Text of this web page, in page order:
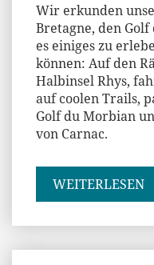
Wir erkunden
Bretagne, den
es einiges zu
können: Auf den
Halbinsel Rhys,
auf coolen Trails,
Golf du Morbian
von Carnac.
WEITERLESEN